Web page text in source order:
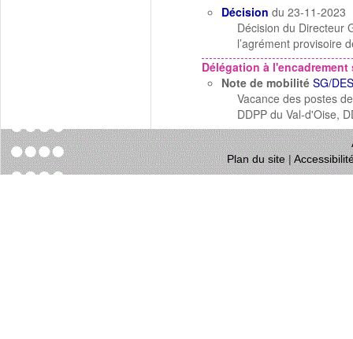
Décision du 23-11-2023
Décision du Directeur
l’agrément provisoire
Délégation à l'encadrement
Note de mobilité SG/
Vacance des postes
DDPP du Val-d'Oise,
Plan du site|